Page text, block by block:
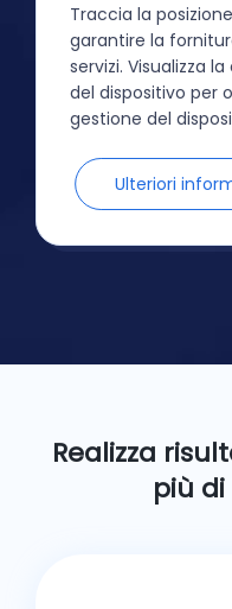
Traccia la
garantire la
servizi. Visualizza
del dispositivo per
gestione del
Ulteriori
Realizza
più di